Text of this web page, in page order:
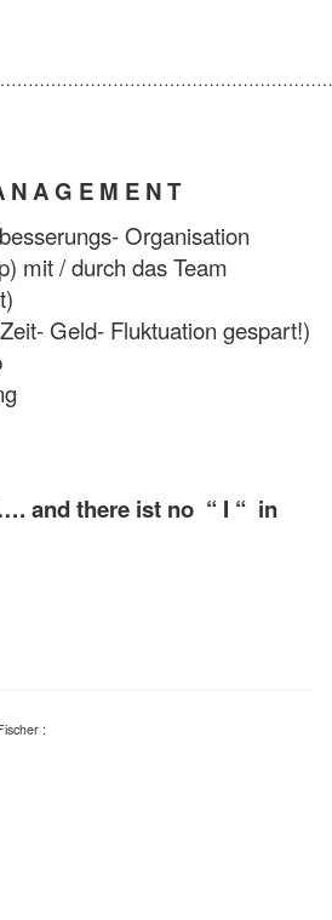
A G E M E N T
Organisation
mit / durch das Team
Geld- Fluktuation gespart!)
and there ist no “ I “ in
: